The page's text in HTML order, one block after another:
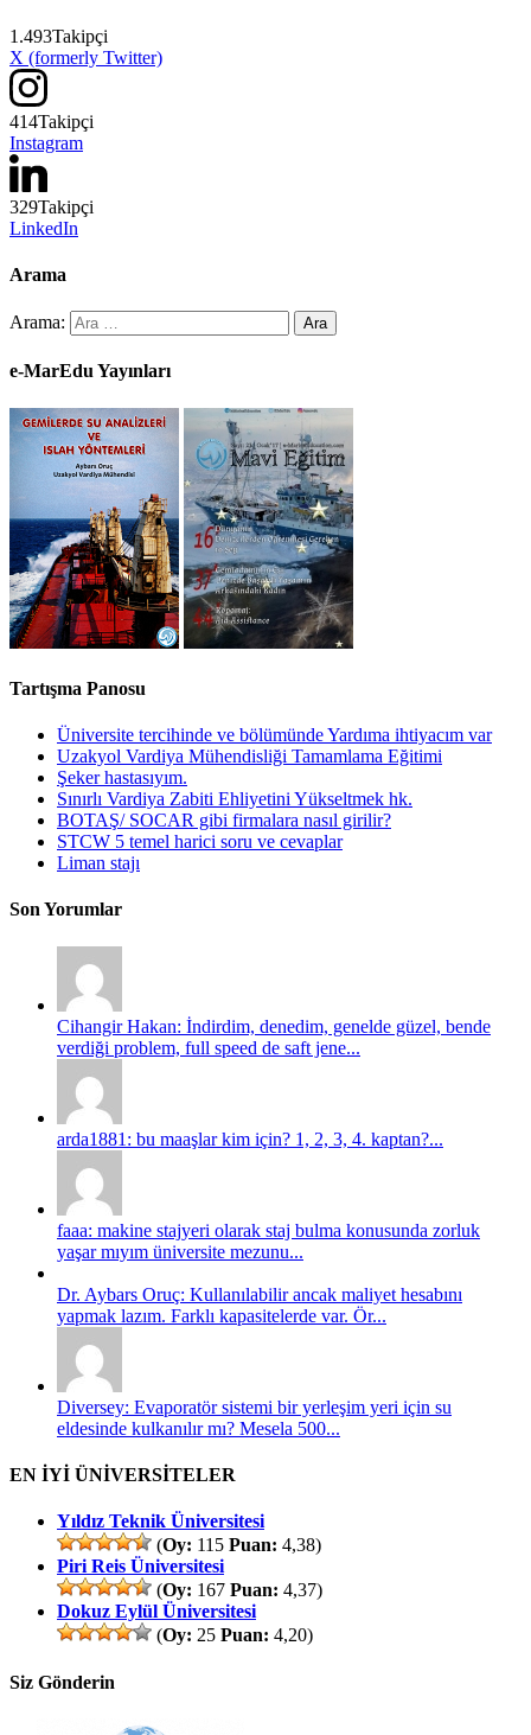
1.493Takipçi
X (formerly Twitter)
414Takipçi
Instagram
329Takipçi
LinkedIn
Arama
Arama:
e-MarEdu Yayınları
Tartışma Panosu
Üniversite tercihinde ve bölümünde Yardıma ihtiyacım var
Uzakyol Vardiya Mühendisliği Tamamlama Eğitimi
Şeker hastasıyım.
Sınırlı Vardiya Zabiti Ehliyetini Yükseltmek hk.
BOTAŞ/ SOCAR gibi firmalara nasıl girilir?
STCW 5 temel harici soru ve cevaplar
Liman stajı
Son Yorumlar
Cihangir Hakan: İndirdim, denedim, genelde güzel, bende
verdiği problem, full speed de saft jene...
arda1881: bu maaşlar kim için? 1, 2, 3, 4. kaptan?...
faaa: makine stajyeri olarak staj bulma konusunda zorluk
yaşar mıyım üniversite mezunu...
Dr. Aybars Oruç: Kullanılabilir ancak maliyet hesabını
yapmak lazım. Farklı kapasitelerde var. Ör...
Diversey: Evaporatör sistemi bir yerleşim yeri için su
eldesinde kulkanılır mı? Mesela 500...
EN İYİ ÜNİVERSİTELER
Yıldız Teknik Üniversitesi
(Oy: 115 Puan: 4,38)
Piri Reis Üniversitesi
(Oy: 167 Puan: 4,37)
Dokuz Eylül Üniversitesi
(Oy: 25 Puan: 4,20)
Siz Gönderin